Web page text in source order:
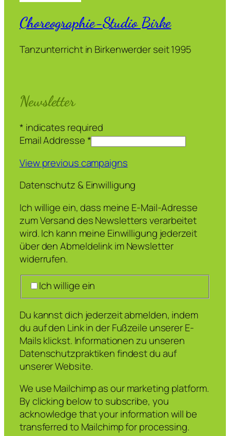
Choreographie-Studio Birke
Tanzunterricht in Birkenwerder seit 1995
Newsletter
* indicates required
Email Addresse*
View previous campaigns
Datenschutz & Einwilligung
Ich willige ein, dass meine E-Mail-Adresse
zum Versand des Newsletters verarbeitet
wird. Ich kann meine Einwilligung jederzeit
über den Abmeldelink im Newsletter
widerrufen.
Ich willige ein
Du kannst dich jederzeit abmelden, indem
du auf den Link in der Fußzeile unserer E-
Mails klickst. Informationen zu unseren
Datenschutzpraktiken findest du auf
unserer Website.
We use Mailchimp as our marketing platform.
By clicking below to subscribe, you
acknowledge that your information will be
transferred to Mailchimp for processing.